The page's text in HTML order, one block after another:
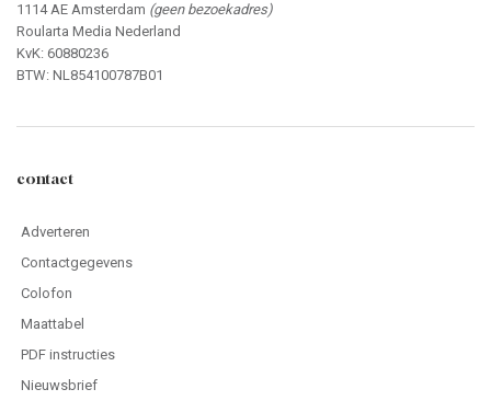
1114 AE Amsterdam (geen bezoekadres)
Roularta Media Nederland
KvK: 60880236
BTW: NL854100787B01
contact
Adverteren
Contactgegevens
Colofon
Maattabel
PDF instructies
Nieuwsbrief